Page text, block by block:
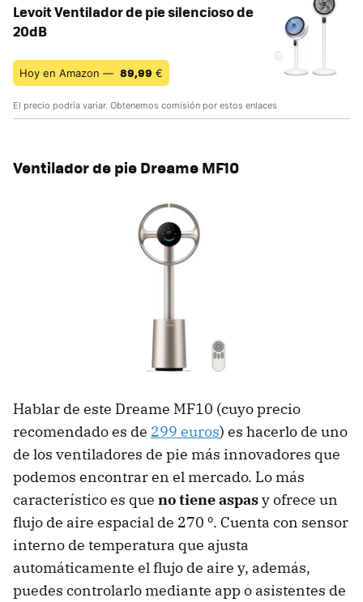
Levoit Ventilador de pie silencioso de
20dB
Hoy en Amazon — 89,99 €
El precio podría variar. Obtenemos comisión por estos enlaces
Ventilador de pie Dreame MF10
Hablar de este Dreame MF10 (cuyo precio
recomendado es de 299 euros) es hacerlo de uno
de los ventiladores de pie más innovadores que
podemos encontrar en el mercado. Lo más
característico es que no tiene aspasy ofrece un
flujo de aire espacial de 270 º. Cuenta con sensor
interno de temperatura que ajusta
automáticamente el flujo de aire y, además,
puedes controlarlo mediante app o asistentes de